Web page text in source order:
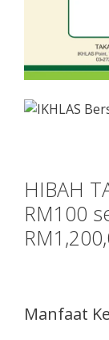
HIBAH
RM100
Manfaat